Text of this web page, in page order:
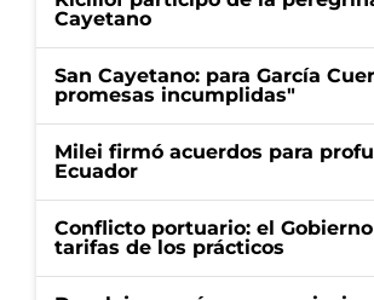
Cayetano
San Cayetano: para García
promesas incumplidas"
Milei firmó acuerdos para
Ecuador
Conflicto portuario: el
tarifas de los prácticos